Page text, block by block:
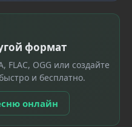
формат
FLAC, OGG или создайте
и бесплатно.
онлайн